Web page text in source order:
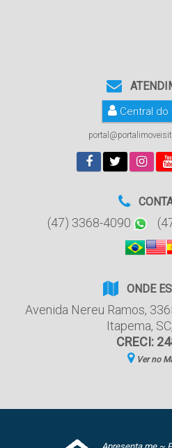
Central do
(47) 3368-4090
ONDE
Avenida Nereu Ramos,
Itapema, SC,
CRECI:
Ver no